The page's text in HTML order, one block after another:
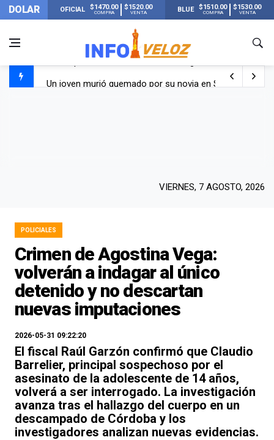
DOLAR OFICIAL $1470.00
COMPRA
$1520.00
VENTA BLUE $1510.00
COMPRA
$1530.00
VENTA
Un joven murió quemado por su novia en San Luis:
VIERNES, 7 AGOSTO, 2026
POLICIALES
Crimen de Agostina Vega:
volverán a indagar al único
detenido y no descartan
nuevas imputaciones
2026-05-31 09:22:20
El fiscal Raúl Garzón confirmó que Claudio
Barrelier, principal sospechoso por el
asesinato de la adolescente de 14 años,
volverá a ser interrogado. La investigación
avanza tras el hallazgo del cuerpo en un
descampado de Córdoba y los
investigadores analizan nuevas evidencias.